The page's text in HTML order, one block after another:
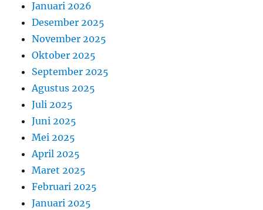
Januari 2026
Desember 2025
November 2025
Oktober 2025
September 2025
Agustus 2025
Juli 2025
Juni 2025
Mei 2025
April 2025
Maret 2025
Februari 2025
Januari 2025